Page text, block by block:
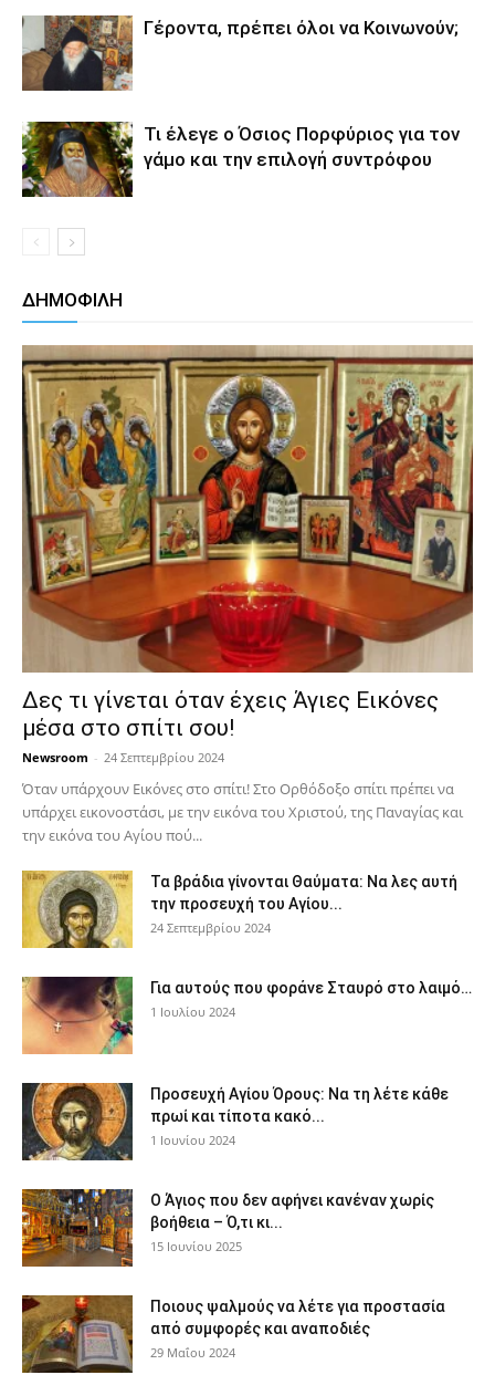
Γέροντα, πρέπει όλοι να Κοινωνούν;
Τι έλεγε ο Όσιος Πορφύριος για τον
γάμο και την επιλογή συντρόφου
ΔΗΜΟΦΙΛΗ
Δες τι γίνεται όταν έχεις Άγιες Εικόνες
μέσα στο σπίτι σου!
Newsroom - 24 Σεπτεμβρίου 2024
Όταν υπάρχουν Εικόνες στο σπίτι! Στο Ορθόδοξο σπίτι πρέπει να
υπάρχει εικονοστάσι, με την εικόνα του Χριστού, της Παν­αγίας και
την εικόνα του Αγίου πού...
Τα βράδια γίνονται Θαύματα: Να λες αυτή
την προσευχή του Αγίου...
24 Σεπτεμβρίου 2024
Για αυτούς που φοράνε Σταυρό στο λαιμό…
1 Ιουλίου 2024
Προσευχή Αγίου Όρους: Να τη λέτε κάθε
πρωί και τίποτα κακό...
1 Ιουνίου 2024
Ο Άγιος που δεν αφήνει κανέναν χωρίς
βοήθεια – Ό,τι κι...
15 Ιουνίου 2025
Ποιους ψαλμούς να λέτε για προστασία
από συμφορές και αναποδιές
29 Μαΐου 2024